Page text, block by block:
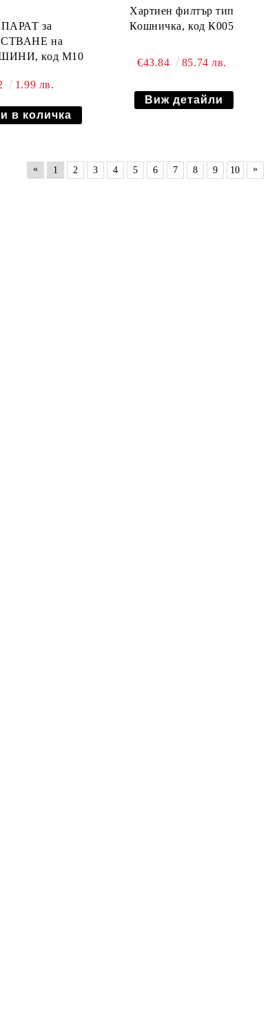
за
на
КАФЕМАШИНИ, код М10
1.99 лв.
Хартиен филтър тип
Кошничка, код К005
€43.84 85.74 лв.
Виж детайли
« 1 2 3 4 5 6 7 8 9 10 »